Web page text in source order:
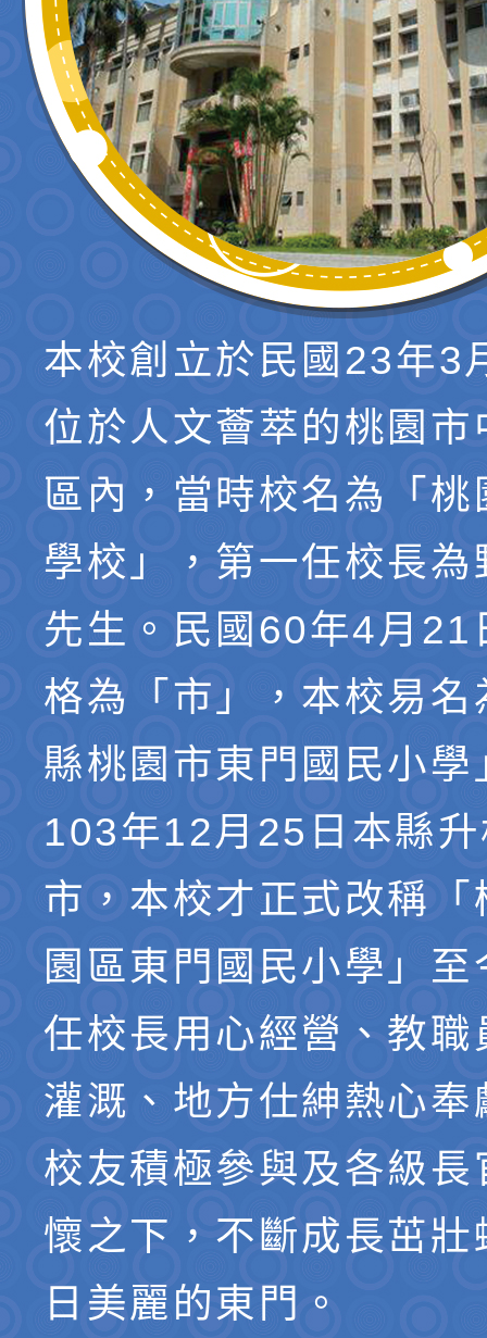
本校創立於民國23年3
位於人文薈萃的桃園市
區內，當時校名為「桃
學校」，第一任校長為
先生。民國60年4月21
格為「市」，本校易名
縣桃園市東門國民小學
103年12月25日本縣
市，本校才正式改稱「
園區東門國民小學」
任校長用心經營、教職
灌溉、地方仕紳熱心奉
校友積極參與及各級長
懷之下，不斷成長茁壯
日美麗的東門。